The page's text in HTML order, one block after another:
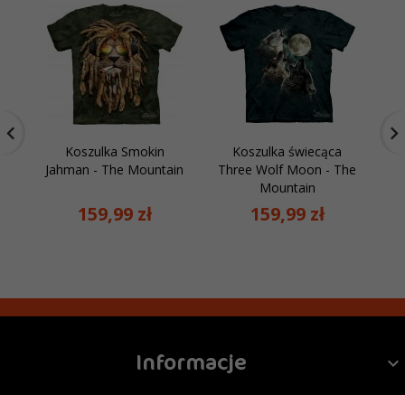
Koszulka Smokin
Jahman - The Mountain
159,99 zł
Koszulka świecąca
Three Wolf Moon - The
Mountain
159,99 zł
Informacje